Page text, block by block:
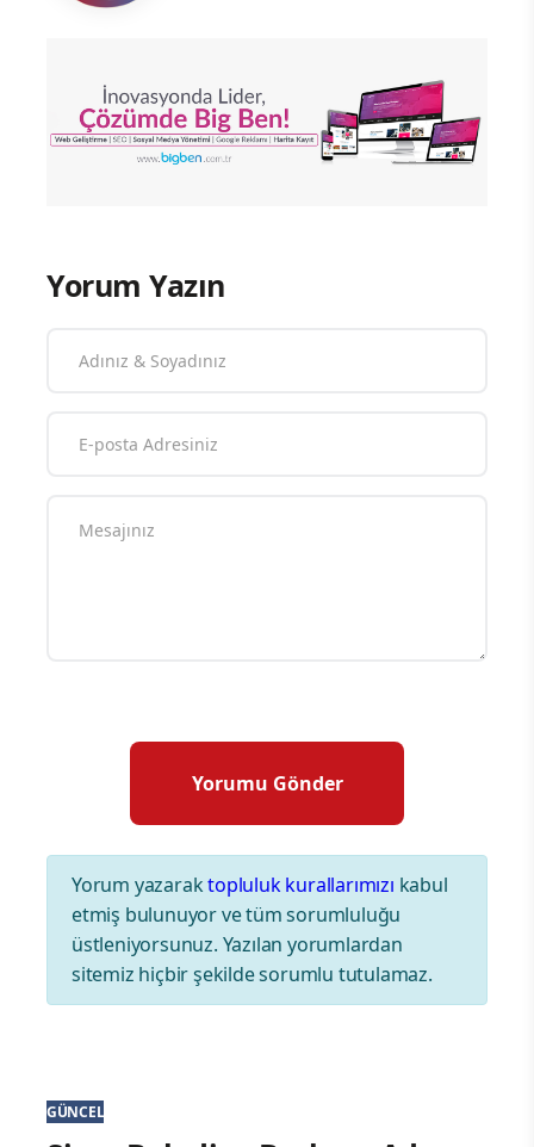
Yorum Yazın
Yorum yazaraktopluluk kurallarımızı kabul
etmiş bulunuyor ve tüm sorumluluğu
üstleniyorsunuz. Yazılan yorumlardan
sitemiz hiçbir şekilde sorumlu tutulamaz.
GÜNCEL